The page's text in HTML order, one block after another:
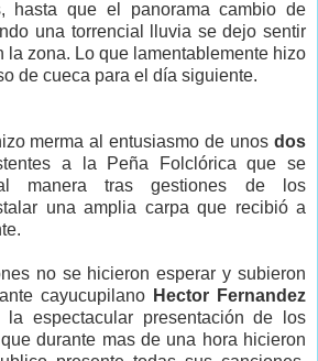
hasta que el panorama cambio de
una torrencial lluvia se dejo sentir
la zona. Lo que lamentablemente hizo
de cueca para el día siguiente.
merma al entusiasmo de unos dos
a la Peña Folclórica que se
manera tras gestiones de los
una amplia carpa que recibió a
no se hicieron esperar y subieron
cayucupilano Hector Fernandez
espectacular presentación de los
durante mas de una hora hicieron